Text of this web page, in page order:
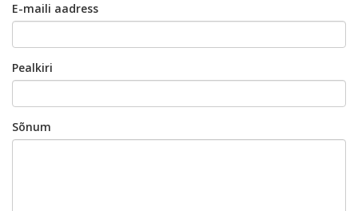
E-maili aadress
Pealkiri
Sõnum